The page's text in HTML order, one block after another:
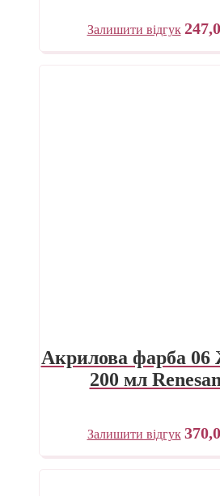
Залишити відгук
Акрилова фарба
200 мл
Залишити відгук